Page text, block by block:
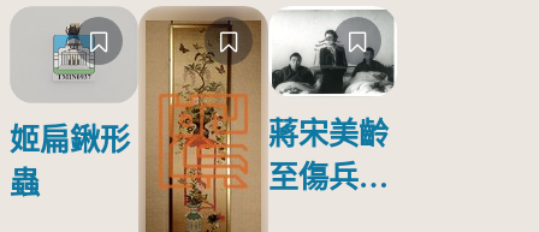
姬扁鍬形
蟲
蔣宋美齡
至傷兵醫